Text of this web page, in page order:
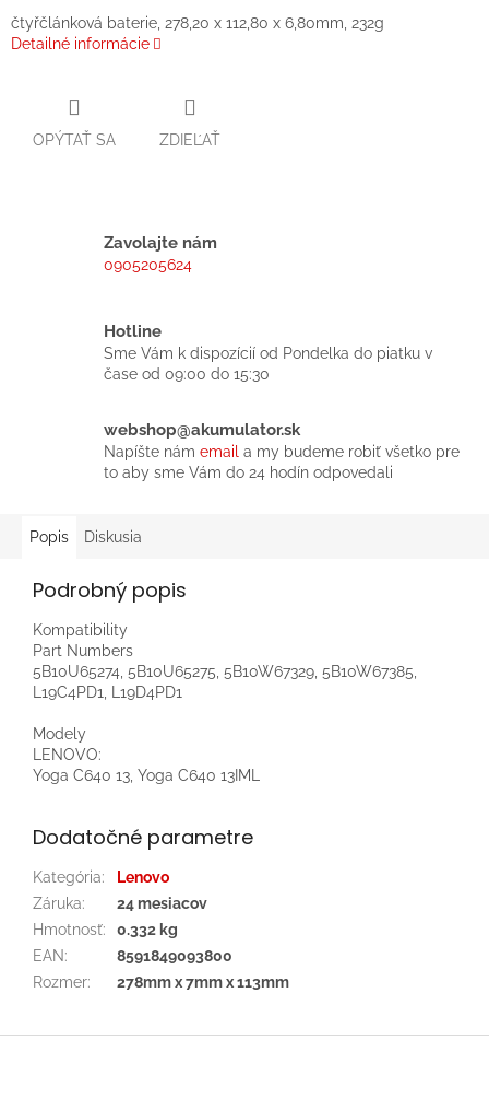
čtyřčlánková baterie, 278,20 x 112,80 x 6,80mm, 232g
Detailné informácie
OPÝTAŤ SA ZDIEĽAŤ
Zavolajte nám
0905205624
Hotline
Sme Vám k dispozícií od Pondelka do piatku v
čase od 09:00 do 15:30
webshop@akumulator.sk
Napíšte nám email a my budeme robiť všetko pre
to aby sme Vám do 24 hodín odpovedali
Popis Diskusia
Podrobný popis
Kompatibility
Part Numbers
5B10U65274, 5B10U65275, 5B10W67329, 5B10W67385,
L19C4PD1, L19D4PD1
Modely
LENOVO:
Yoga C640 13, Yoga C640 13IML
Dodatočné parametre
Kategória:
Lenovo
Záruka:
24 mesiacov
Hmotnosť:
0.332 kg
EAN:
8591849093800
Rozmer: 278mm x 7mm x 113mm
Z